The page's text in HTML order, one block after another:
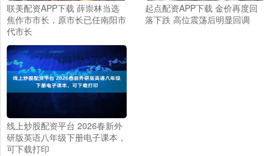
联美配资APP下载 薛崇林当选
焦作市市长，原市长已任南阳市
代市长
起点配资APP下载 金价再度回
落下跌 高位震荡后明显回调
线上炒股配资平台 2026春新外
研版英语八年级下册电子课本，
可下载打印